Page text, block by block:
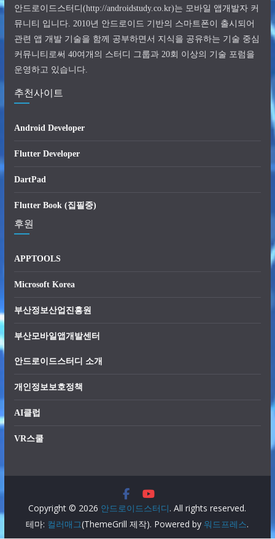
안드로이드스터디(http://androidstudy.co.kr)는 모바일 앱개발자 커
뮤니티 입니다. 2010년 안드로이드 기반의 스마트폰이 출시되어
관련 앱 개발 기술을 함께 공부하면서 지식을 공유하는 기술 중심
커뮤니티로써 40여개의 스터디 그룹과 20회 이상의 기술 포럼을
운영하고 있습니다.
추천사이트
Android Developer
Flutter Developer
DartPad
Flutter Book (집필중)
후원
APPTOOLS
Microsoft Korea
부산정보산업진흥원
부산모바일앱개발센터
안드로이드스터디 소개
개인정보보호정책
AI클럽
VR스쿨
Copyright © 2026 안드로이드스터디 . All rights reserved.
테마: 컬러매그(ThemeGrill 제작). Powered by워드프레스.